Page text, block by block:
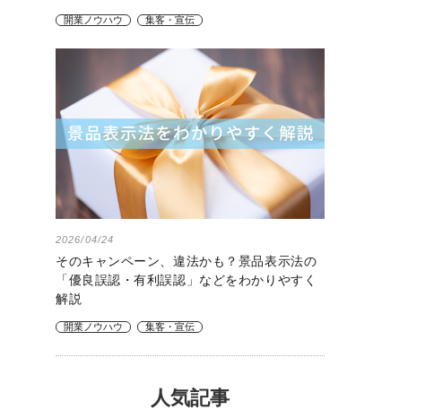
開業ノウハウ 集客・宣伝
2026/04/24
そのキャンペーン、違法かも？景品表示法の
「優良誤認・有利誤認」などをわかりやすく
解説
開業ノウハウ 集客・宣伝
人気記事